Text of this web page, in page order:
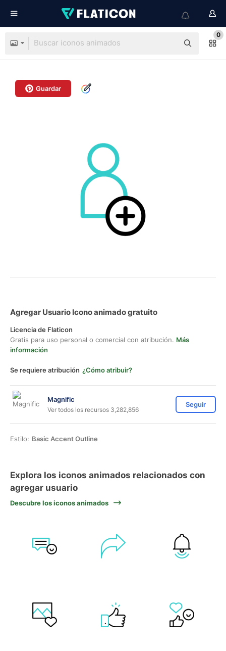
0
Guardar
Agregar Usuario Icono animado gratuito
Licencia de Flaticon
Gratis para uso personal o comercial con atribución. Más
información
Se requiere atribución ¿Cómo atribuir?
Magnific
Ver todos los recursos 3,282,856
Seguir
Estilo: Basic Accent Outline
Explora los iconos animados relacionados con
agregar usuario
Descubre los iconos animados